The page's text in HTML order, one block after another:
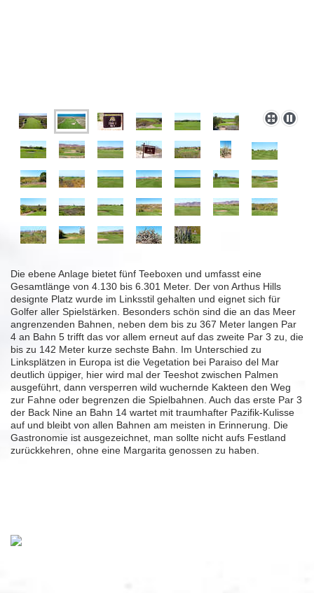
Die ebene Anlage bietet fünf Teeboxen und umfasst eine
Gesamtlänge von 4.130 bis 6.301 Meter. Der von Arthus Hills
designte Platz wurde im Linksstil gehalten und eignet sich für
Golfer aller Spielstärken. Besonders schön sind die an das Meer
angrenzenden Bahnen, neben dem bis zu 367 Meter langen Par
4 an Bahn 5 trifft das vor allem erneut auf das zweite Par 3 zu, die
bis zu 142 Meter kurze sechste Bahn. Im Unterschied zu
Linksplätzen in Europa ist die Vegetation bei Paraiso del Mar
deutlich üppiger, hier wird mal der Teeshot zwischen Palmen
ausgeführt, dann versperren wild wuchernde Kakteen den Weg
zur Fahne oder begrenzen die Spielbahnen. Auch das erste Par 3
der Back Nine an Bahn 14 wartet mit traumhafter Pazifik-Kulisse
auf und bleibt von allen Bahnen am meisten in Erinnerung. Die
Gastronomie ist ausgezeichnet, man sollte nicht aufs Festland
zurückkehren, ohne eine Margarita genossen zu haben.